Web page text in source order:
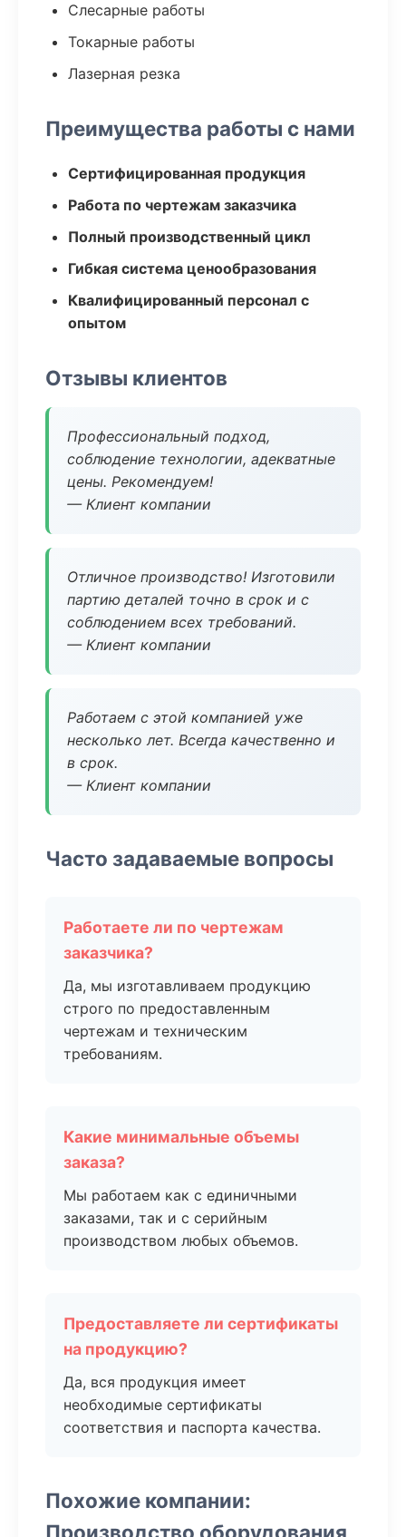
Слесарные работы
Токарные работы
Лазерная резка
Преимущества работы с нами
Сертифицированная продукция
Работа по чертежам заказчика
Полный производственный цикл
Гибкая система ценообразования
Квалифицированный персонал с
опытом
Отзывы клиентов
Профессиональный подход,
соблюдение технологии, адекватные
цены. Рекомендуем!
— Клиент компании
Отличное производство! Изготовили
партию деталей точно в срок и с
соблюдением всех требований.
— Клиент компании
Работаем с этой компанией уже
несколько лет. Всегда качественно и
в срок.
— Клиент компании
Часто задаваемые вопросы
Работаете ли по чертежам
заказчика?
Да, мы изготавливаем продукцию
строго по предоставленным
чертежам и техническим
требованиям.
Какие минимальные объемы
заказа?
Мы работаем как с единичными
заказами, так и с серийным
производством любых объемов.
Предоставляете ли сертификаты
на продукцию?
Да, вся продукция имеет
необходимые сертификаты
соответствия и паспорта качества.
Похожие компании:
Производство оборудования